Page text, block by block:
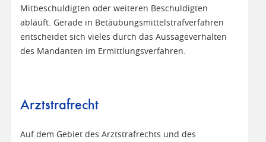
Mitbeschuldigten oder weiteren Beschuldigten
abläuft. Gerade in Betäubungsmittelstrafverfahren
entscheidet sich vieles durch das Aussageverhalten
des Mandanten im Ermittlungsverfahren.
Arztstrafrecht
Auf dem Gebiet des Arztstrafrechts und des